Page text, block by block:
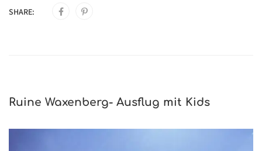
SHARE:
Ruine Waxenberg- Ausflug mit Kids